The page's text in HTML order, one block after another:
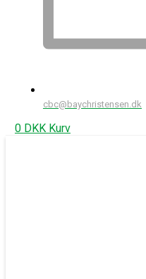
cbc@baychristensen.dk
0 DKK Kurv